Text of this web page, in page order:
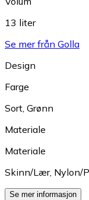
13 liter
Se mer från Golla
Design
Farge
Sort, Grønn
Materiale
Materiale
Skinn/Lær, Nylon/
Se mer informasjon